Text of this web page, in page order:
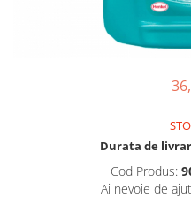
Lavete de curatare
Pensula machiaj
Durata de
Cod Produs:
Ai nevoie de